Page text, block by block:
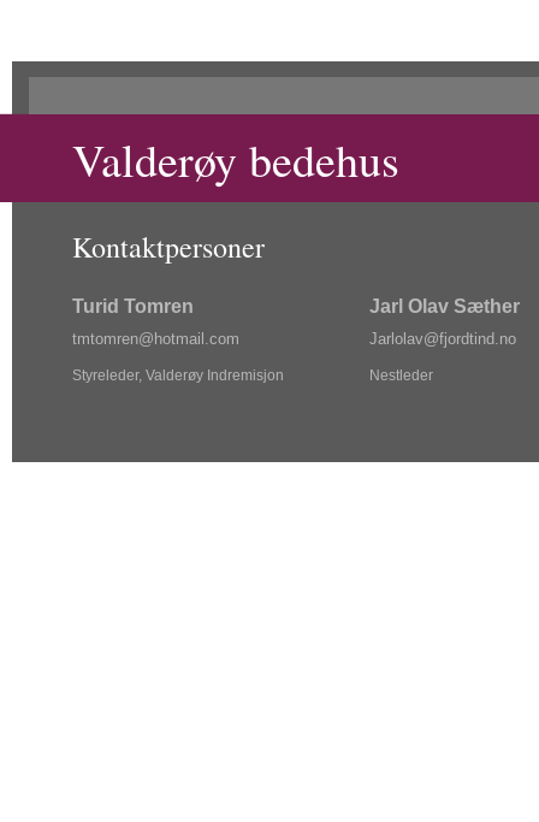
Valderøy bedehus
Kontaktpersoner
Turid Tomren
tmtomren@hotmail.com
Styreleder, Valderøy Indremisjon
Jarl Olav Sæther
Jarlol av@fjordtind.no
Nestleder